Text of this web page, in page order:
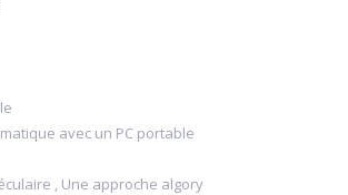
avec un PC portable
, Une approche algory